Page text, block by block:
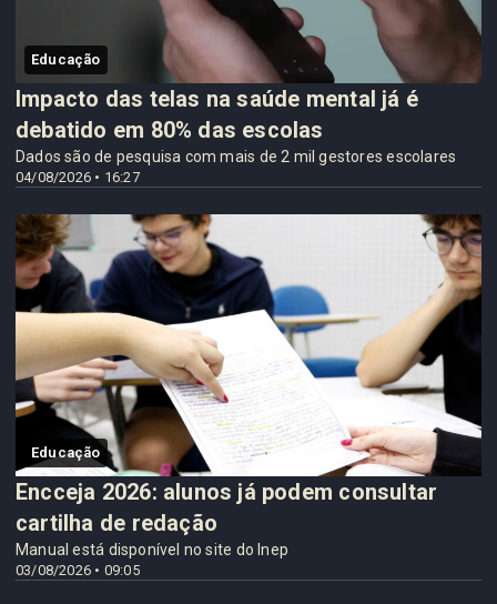
Educação
04/08/2026 • 16:27
Impacto das telas na saúde mental já é
debatido em 80% das escolas
Dados são de pesquisa com mais de 2 mil gestores escolares
Educação
03/08/2026 • 09:05
Encceja 2026: alunos já podem consultar
cartilha de redação
Manual está disponível no site do Inep